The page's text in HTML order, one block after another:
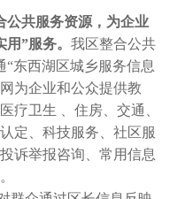
公共服务资源，为企业
”服务。 我区整合公共
“东西湖区城乡服务信息
为企业和公众提供教
疗卫生 、住房、交通、
定、科技服务、社区服
诉举报咨询、常用信息